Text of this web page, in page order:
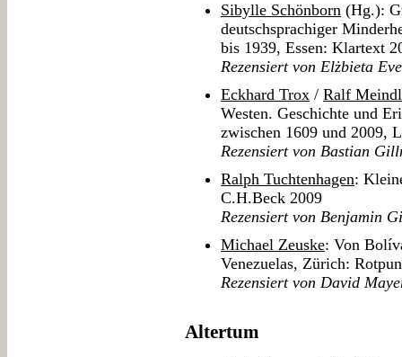
Sibylle Schönborn (Hg.):
deutschsprachiger
bis 1939, Essen: Klartext
Rezensiert von Elżbieta
Eckhard Trox / Ralf Meindl
Westen. Geschichte und
zwischen 1609 und 2009,
Rezensiert von Bastian
Ralph Tuchtenhagen:
C.H.Beck 2009
Rezensiert von Benjamin
Michael Zeuske: Von
Venezuelas, Zürich:
Rezensiert von David
Altertum